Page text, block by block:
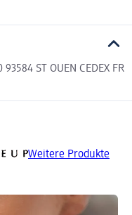
93584 ST OUEN CEDEX FR
Weitere Produkte